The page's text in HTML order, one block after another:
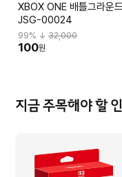
XBOX ONE 배틀그라운드
JSG-00024
99% ↓ 32,000
100원
지금 주목해야 할